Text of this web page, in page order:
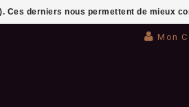
Mon
derniers nous permettent de